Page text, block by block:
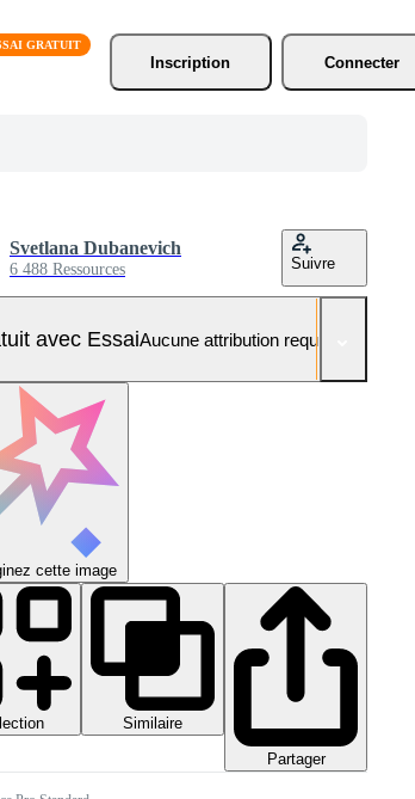
Inscription
Connecter
Svetlana Dubanevich
6 488 Ressources Suivre
avec EssaiAucune attribution requise
cette image
Similaire
Partager